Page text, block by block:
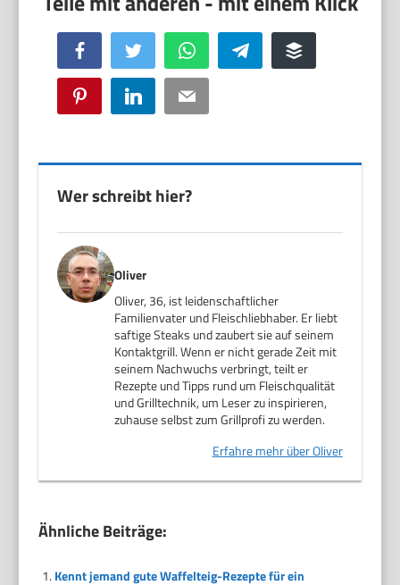
Facebook Twitter WhatsApp Telegram Buffer
Pinterest LinkedIn Email
Wer schreibt hier?
Oliver
Oliver, 36, ist leidenschaftlicher
Familienvater und Fleischliebhaber. Er liebt
saftige Steaks und zaubert sie auf seinem
Kontaktgrill. Wenn er nicht gerade Zeit mit
seinem Nachwuchs verbringt, teilt er
Rezepte und Tipps rund um Fleischqualität
und Grilltechnik, um Leser zu inspirieren,
zuhause selbst zum Grillprofi zu werden.
Erfahre mehr über Oliver
Ähnliche Beiträge:
Kennt jemand gute Waffelteig-Rezepte für ein